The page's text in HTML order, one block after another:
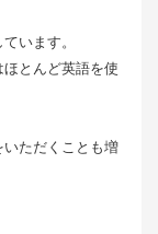
います。
とんど英語を使
ただくことも増